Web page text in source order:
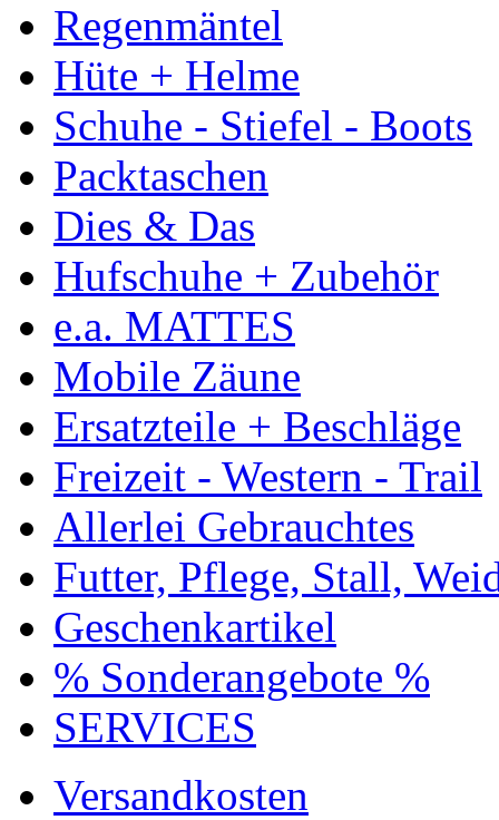
Regenmäntel
Hüte + Helme
Schuhe - Stiefel - Boots
Packtaschen
Dies & Das
Hufschuhe + Zubehör
e.a. MATTES
Mobile Zäune
Ersatzteile + Beschläge
Freizeit - Western - Trail
Allerlei Gebrauchtes
Futter, Pflege, Stall,
Geschenkartikel
% Sonderangebote %
SERVICES
Versandkosten